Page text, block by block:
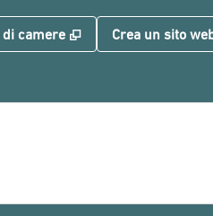
camere , Apre una nuova
Crea un sito